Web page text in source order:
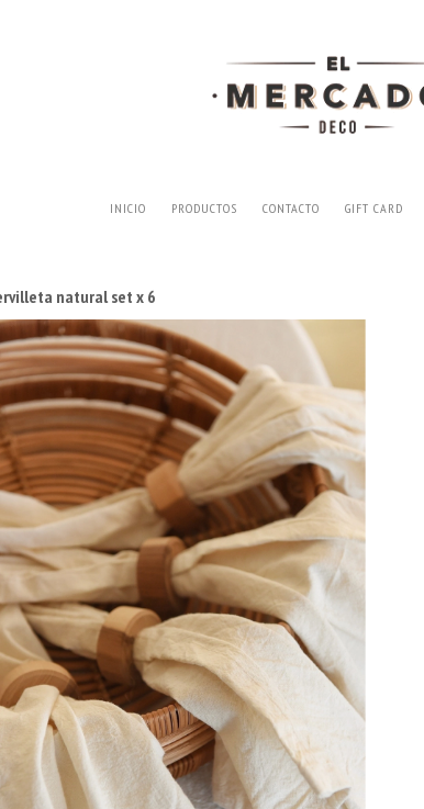
INICIO PRODUCTOS CONTACTO GIFT CARD
natural set x 6